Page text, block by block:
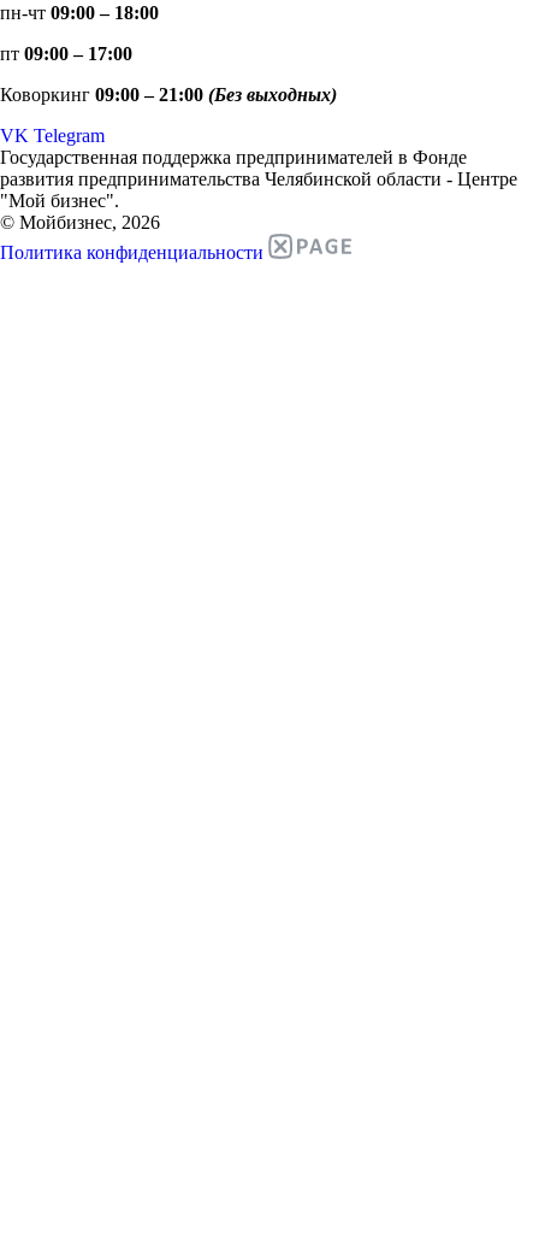
пн-чт 09:00 – 18:00
пт 09:00 – 17:00
Коворкинг 09:00 – 21:00 (Без выходных)
VK Telegram
Государственная поддержка предпринимателей в Фонде
развития предпринимательства Челябинской области - Центре
"Мой бизнес".
© Мойбизнес, 2026
Политика конфиденциальности